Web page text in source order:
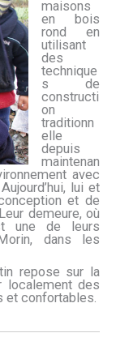
maisons
en bois
rond en
utilisant
des
technique
s de
constructi
on
traditionn
elle
depuis
maintenan
avec
lui et
et de
demeure, où
une de leurs
dans les
repose sur la
localement des
et confortables.